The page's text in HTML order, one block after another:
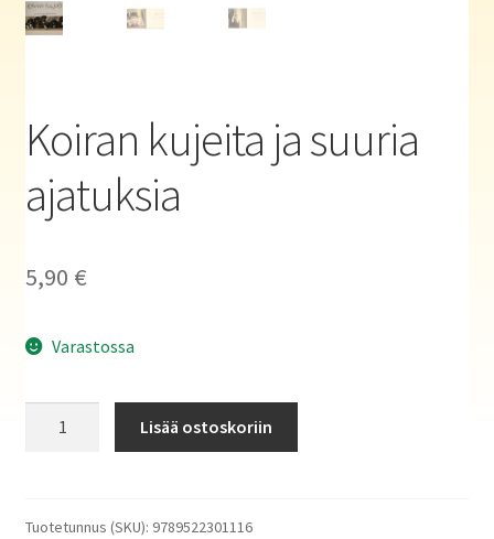
Media
Koiran kujeita ja suuria
ajatuksia
5,90 €
Varastossa
ajatuksia
Lisää ostoskoriin
Tuotetunnus (SKU): 9789522301116